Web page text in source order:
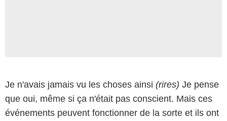
Je n'avais jamais vu les choses ainsi (rires) Je pense
que oui, même si ça n'était pas conscient. Mais ces
événements peuvent fonctionner de la sorte et ils ont